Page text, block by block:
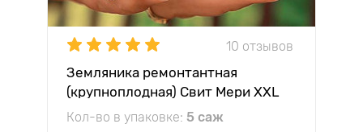
10 отзывов
Земляника ремонтантная
(крупноплодная) Свит Мери XXL
Кол-во в упаковке: 5 саж